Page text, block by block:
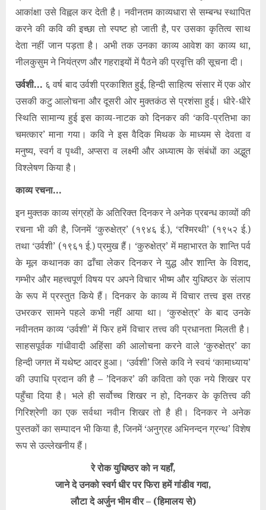
आकांक्षा उसे विह्वल कर देती है। नवीनतम काव्यधारा से सम्बन्ध स्थापित
करने की कवि की इच्छा तो स्पष्ट हो जाती है, पर उसका कृतित्व साथ
देता नहीं जान पड़ता है। अभी तक उनका काव्य आवेश का काव्य था,
नीलकुसुम ने नियंत्रण और गहराइयों में पैठने की प्रवृत्ति की सूचना दी।
उर्वशी… ६ वर्ष बाद उर्वशी प्रकाशित हुई, हिन्दी साहित्य संसार में एक ओर
उसकी कटु आलोचना और दूसरी ओर मुक्तकंठ से प्रशंसा हुई। धीरे-धीरे
स्थिति सामान्य हुई इस काव्य-नाटक को दिनकर की ‘कवि-प्रतिभा का
चमत्कार’ माना गया। कवि ने इस वैदिक मिथक के माध्यम से देवता व
मनुष्य, स्वर्ग व पृथ्वी, अप्सरा व लक्ष्मी और अध्यात्म के संबंधों का अद्भुत
विश्लेषण किया है।
काव्य रचना…
इन मुक्तक काव्य संग्रहों के अतिरिक्त दिनकर ने अनेक प्रबन्ध काव्यों की
रचना भी की है, जिनमें ‘कुरुक्षेत्र’ (१९४६ ई.), ‘रश्मिरथी’ (१९५२ ई.)
तथा ‘उर्वशी’ (१९६१ ई.) प्रमुख हैं। ‘कुरुक्षेत्र’ में महाभारत के शान्ति पर्व
के मूल कथानक का ढाँचा लेकर दिनकर ने युद्ध और शान्ति के विशद,
गम्भीर और महत्त्वपूर्ण विषय पर अपने विचार भीष्म और युधिष्ठर के संलाप
के रूप में प्रस्तुत किये हैं। दिनकर के काव्य में विचार तत्त्व इस तरह
उभरकर सामने पहले कभी नहीं आया था। ‘कुरुक्षेत्र’ के बाद उनके
नवीनतम काव्य ‘उर्वशी’ में फिर हमें विचार तत्त्व की प्रधानता मिलती है।
साहसपूर्वक गांधीवादी अहिंसा की आलोचना करने वाले ‘कुरुक्षेत्र’ का
हिन्दी जगत में यथेष्ट आदर हुआ। ‘उर्वशी’ जिसे कवि ने स्वयं ‘कामाध्याय’
की उपाधि प्रदान की है – ’दिनकर’ की कविता को एक नये शिखर पर
पहुँचा दिया है। भले ही सर्वोच्च शिखर न हो, दिनकर के कृतित्त्व की
गिरिश्रेणी का एक सर्वथा नवीन शिखर तो है ही। दिनकर ने अनेक
पुस्तकों का सम्पादन भी किया है, जिनमें ‘अनुग्रह अभिनन्दन ग्रन्थ’ विशेष
रूप से उल्लेखनीय हैं।
रे रोक युधिष्ठर को न यहाँ,
जाने दे उनको स्वर्ग धीर पर फिरा हमें गांडीव गदा,
लौटा दे अर्जुन भीम वीर – (हिमालय से)